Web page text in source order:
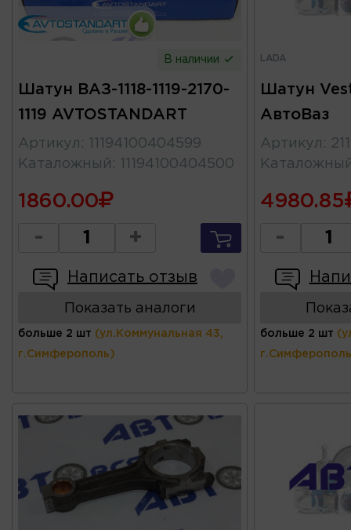
В наличии
Шатун ВАЗ-1118-1119-2170-
1119 AVTOSTANDART
Артикул :
11194100404599
Каталожный : 11194100404500
1860.00
- +
Написать отзыв
Показать аналоги
больше 2 шт (ул.Коммунальная 43,
г.Симферополь)
LADA
Шатун
АвтоВаз
Артикул :
4980.85
-
больше 2 шт